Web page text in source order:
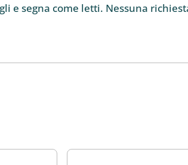
e segna come letti. Nessuna